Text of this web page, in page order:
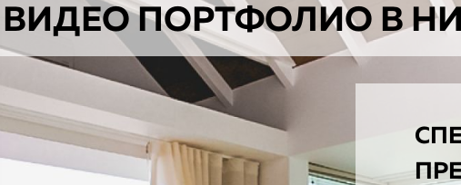
ВИДЕО ПОРТФОЛИО В